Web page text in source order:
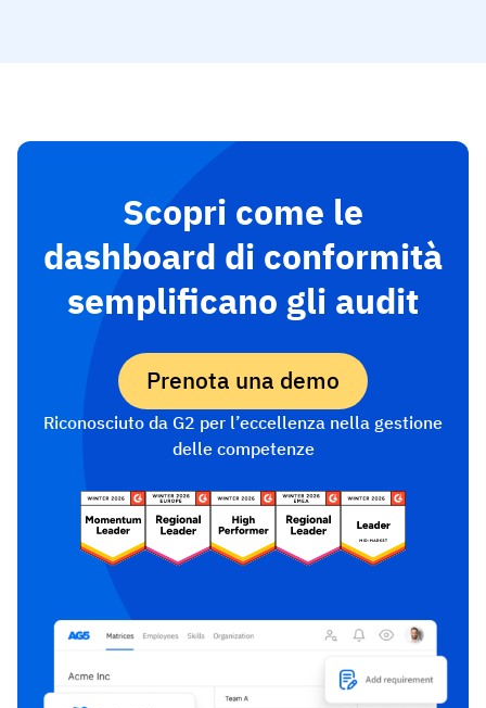
Scopri come le
dashboard di conformità
semplificano gli audit
Prenota una demo
Riconosciuto da G2 per l’eccellenza nella gestione
delle competenze